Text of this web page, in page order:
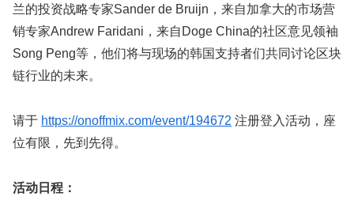
兰的投资战略专家Sander de Bruijn，来自加拿大的市场营
销专家Andrew Faridani，来自Doge China的社区意见领袖
Song Peng等，他们将与现场的韩国支持者们共同讨论区块
链行业的未来。
请于 https://onoffmix.com/event/194672 注册登入活动，座
位有限，先到先得。
活动日程：